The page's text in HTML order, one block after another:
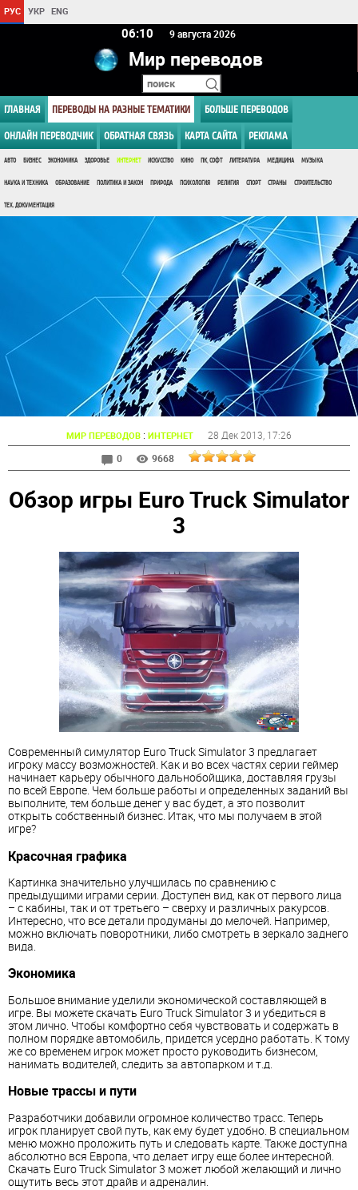
РУС УКР ENG
06 10 9 августа 2026
Мир переводов
ГЛАВНАЯ ПЕРЕВОДЫ НА РАЗНЫЕ ТЕМАТИКИ БОЛЬШЕ ПЕРЕВОДОВ
ОНЛАЙН ПЕРЕВОДЧИК ОБРАТНАЯ СВЯЗЬ КАРТА САЙТА РЕКЛАМА
АВТО БИЗНЕС ЭКОНОМИКА ЗДОРОВЬЕ ИНТЕРНЕТ ИСКУССТВО КИНО ПК, СОФТ ЛИТЕРАТУРА МЕДИЦИНА МУЗЫКА
НАУКА И ТЕХНИКА ОБРАЗОВАНИЕ ПОЛИТИКА И ЗАКОН ПРИРОДА ПСИХОЛОГИЯ РЕЛИГИЯ СПОРТ СТРАНЫ СТРОИТЕЛЬСТВО
ТЕХ. ДОКУМЕНТАЦИЯ
МИР ПЕРЕВОДОВ : ИНТЕРНЕТ 28 Дек 2013 , 17:26
0
9668
Обзор игры Euro Truck Simulator
3
Современный симулятор Euro Truck Simulator 3 предлагает
игроку массу возможностей. Как и во всех частях серии геймер
начинает карьеру обычного дальнобойщика, доставляя грузы
по всей Европе. Чем больше работы и определенных заданий вы
выполните, тем больше денег у вас будет, а это позволит
открыть собственный бизнес. Итак, что мы получаем в этой
игре?
Красочная графика
Картинка значительно улучшилась по сравнению с
предыдущими играми серии. Доступен вид, как от первого лица
– с кабины, так и от третьего – сверху и различных ракурсов.
Интересно, что все детали продуманы до мелочей. Например,
можно включать поворотники, либо смотреть в зеркало заднего
вида.
Экономика
Большое внимание уделили экономической составляющей в
игре. Вы можете скачать Euro Truck Simulator 3 и убедиться в
этом лично. Чтобы комфортно себя чувствовать и содержать в
полном порядке автомобиль, придется усердно работать. К тому
же со временем игрок может просто руководить бизнесом,
нанимать водителей, следить за автопарком и т.д.
Новые трассы и пути
Разработчики добавили огромное количество трасс. Теперь
игрок планирует свой путь, как ему будет удобно. В специальном
меню можно проложить путь и следовать карте. Также доступна
абсолютно вся Европа, что делает игру еще более интересной.
Скачать Euro Truck Simulator 3 может любой желающий и лично
ощутить весь этот драйв и адреналин.